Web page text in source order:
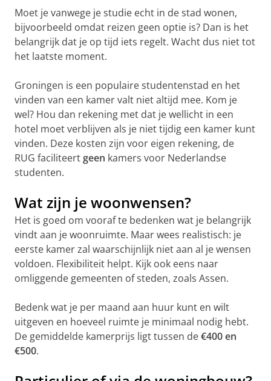
Moet je vanwege je studie echt in de stad wonen,
bijvoorbeeld omdat reizen geen optie is? Dan is het
belangrijk dat je op tijd iets regelt. Wacht dus niet tot
het laatste moment.
Groningen is een populaire studentenstad en het
vinden van een kamer valt niet altijd mee. Kom je
wel? Hou dan rekening met dat je wellicht in een
hotel moet verblijven als je niet tijdig een kamer kunt
vinden. Deze kosten zijn voor eigen rekening, de
RUG faciliteertgeen kamers voor Nederlandse
studenten.
Wat zijn je woonwensen?
Het is goed om vooraf te bedenken wat je belangrijk
vindt aan je woonruimte. Maar wees realistisch: je
eerste kamer zal waarschijnlijk niet aan al je wensen
voldoen. Flexibiliteit helpt. Kijk ook eens naar
omliggende gemeenten of steden, zoals Assen.
Bedenk wat je per maand aan huur kunt en wilt
uitgeven en hoeveel ruimte je minimaal nodig hebt.
De gemiddelde kamerprijs ligt tussen de€400 en
€500.